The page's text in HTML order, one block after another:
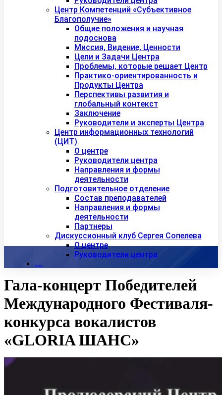
Центр Компетенций «Субъективное
Благополучие»
Общие положения и научная
подоснова
Миссия, Видение, Ценности
Цели и Задачи Центра
Проблемы, которые решает Центр
Практико-ориентированность и
Продукты Центра
Перспективы развития и
глобальный контекст
Заключение
Руководители и эксперты Центра
Центр информационных технологий
(ЦИТ)
О центре
Руководители центра
Направления и формы
деятельности
Подготовительное отделение
Состав преподавателей
Направления и формы
деятельности
Партнеры
Дискуссионный клуб Сергея Сопелева
О центре
Руководители центра
Контакты
Гала-концерт Победителей
Международного Фестиваля-
конкурса вокалистов
«GLORIA ШАНС»